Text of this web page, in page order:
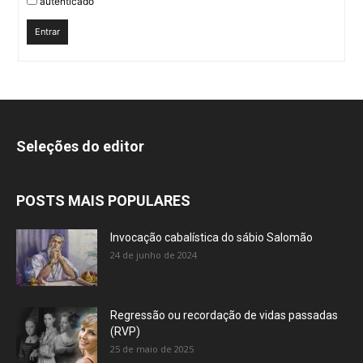
Entrar
Seleções do editor
POSTS MAIS POPULARES
Invocação cabalística do sábio Salomão
24 de junho de 2024
Regressão ou recordação de vidas passadas
(RVP)
25 de maio de 2025